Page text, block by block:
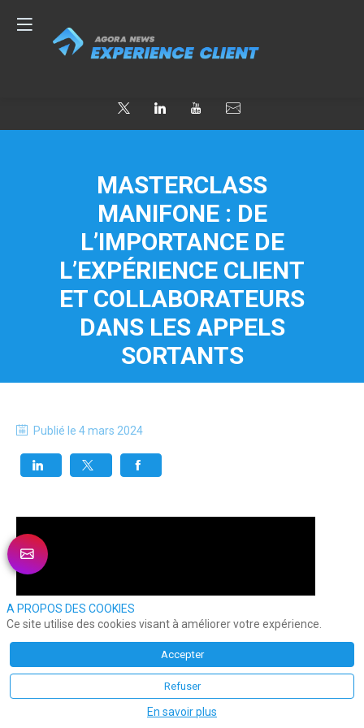
MASTERCLASS
MANIFONE : DE
L’IMPORTANCE DE
L’EXPÉRIENCE CLIENT
ET COLLABORATEURS
DANS LES APPELS
SORTANTS
Publié le 4 mars 2024
A PROPOS DES COOKIES
Ce site utilise des cookies visant à améliorer votre expérience.
Accepter
Refuser
En savoir plus